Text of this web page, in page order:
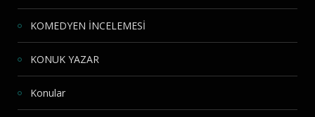
KOMEDYEN İNCELEMESİ
KONUK YAZAR
Konular